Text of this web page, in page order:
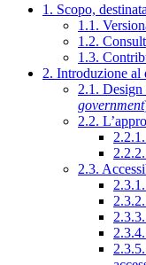
1. Scopo,
1.1.
1.2.
1.3.
2. Introduzione
2.1. Design
government
2.2.
2.3.